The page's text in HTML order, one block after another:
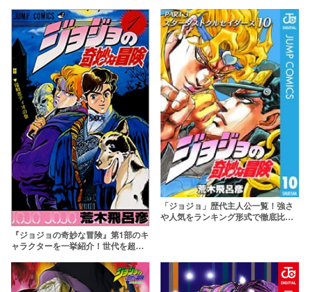
『ジョジョの奇妙な冒険』第1部のキ
ャラクターを一挙紹介！世代を超え
「ジョジョ」歴代主人公一覧！強さ
や人気をランキング形式で徹底比較